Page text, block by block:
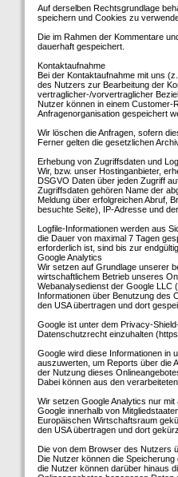
Auf derselben Rechtsgrundlage
speichern und Cookies zu
Die im Rahmen der Kommentare
dauerhaft gespeichert.
Kontaktaufnahme
Bei der Kontaktaufnahme mit uns
des Nutzers zur Bearbeitung der
vertraglicher-/vorvertraglicher
Nutzer können in einem Customer-
Anfragenorganisation gespeichert
Wir löschen die Anfragen, sofern
Ferner gelten die gesetzlichen
Erhebung von Zugriffsdaten und
Wir, bzw. unser Hostinganbieter,
DSGVO Daten über jeden Zugriff
Zugriffsdaten gehören Name der
Meldung über erfolgreichen Abruf,
besuchte Seite), IP-Adresse und
Logfile-Informationen werden aus
die Dauer von maximal 7 Tagen
erforderlich ist, sind bis zur
Google Analytics
Wir setzen auf Grundlage unserer
wirtschaftlichem Betrieb unseres
Webanalysedienst der Google LLC
Informationen über Benutzung des
den USA übertragen und dort
Google ist unter dem Privacy-
Datenschutzrecht einzuhalten
Google wird diese Informationen in
auszuwerten, um Reports über die
der Nutzung dieses
Dabei können aus den
Wir setzen Google Analytics nur
Google innerhalb von
Europäischen Wirtschaftsraum
den USA übertragen und dort
Die von dem Browser des Nutzers
Die Nutzer können die
die Nutzer können darüber hinaus